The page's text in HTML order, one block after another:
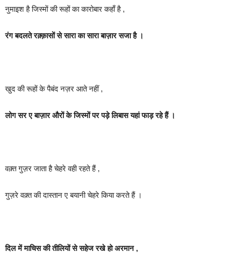
नुमाइश है जिस्मों की रूहों का कारोबार कहाँ है ,
रंग बदलते रक़्क़ासों से सारा का सारा बाज़ार सजा है ।
खुद की रूहों के पैबंद नज़र आते नहीं ,
लोग सर ए बाज़ार औरों के जिस्मों पर पड़े लिबास यहां फाड़ रहे हैं ।
वक़्त गुज़र जाता है चेहरे वही रहते हैं ,
गुज़रे वक़्त की दास्तान ए बयानी चेहरे किया करते हैं ।
दिल में माचिस की तीलियों से सहेज रखे हो अरमान ,